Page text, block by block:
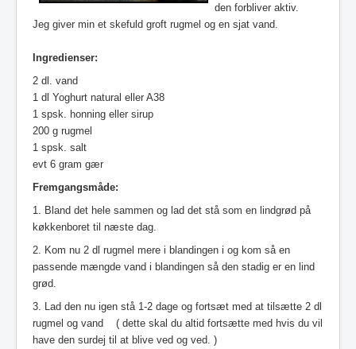
den forbliver aktiv.
Jeg giver min et skefuld groft rugmel og en sjat vand.
Ingredienser:
2 dl. vand
1 dl Yoghurt natural eller A38
1 spsk.
honning eller sirup
200 g rugmel
1 spsk. salt
evt 6 gram gær
Fremgangsmåde:
1. Bland det hele sammen og lad det stå som en lindgrød på
køkkenboret til næste dag.
2. Kom nu 2 dl rugmel mere i blandingen i og kom så en
passende mængde vand i blandingen så den stadig er en lind
grød.
3. Lad den nu igen stå 1-2 dage og fortsæt med at tilsætte 2 dl
rugmel og vand
( dette skal du altid fortsætte med hvis du vil
have den surdej til at blive ved og ved. )